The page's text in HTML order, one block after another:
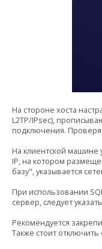
На стороне хоста
L2TP/IPsec),
подключения.
На клиентской машине
IP, на котором
базу", указывается
При использовании
сервер, следует
Рекомендуется
Также стоит